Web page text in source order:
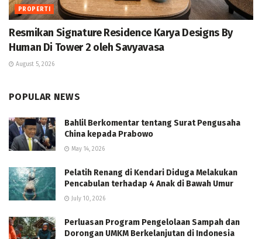
PROPERTI
Resmikan Signature Residence Karya Designs By
Human Di Tower 2 oleh Savyavasa
August 5, 2026
POPULAR NEWS
Bahlil Berkomentar tentang Surat Pengusaha
China kepada Prabowo
May 14, 2026
Pelatih Renang di Kendari Diduga Melakukan
Pencabulan terhadap 4 Anak di Bawah Umur
July 10, 2026
Perluasan Program Pengelolaan Sampah dan
Dorongan UMKM Berkelanjutan di Indonesia